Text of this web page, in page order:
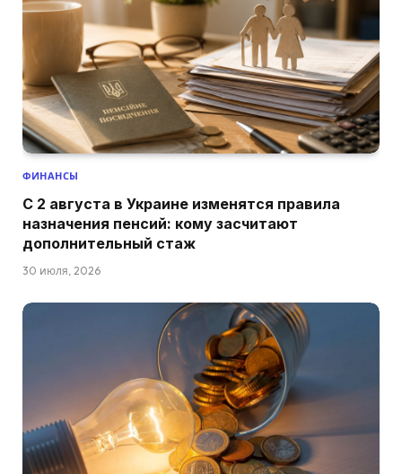
ФИНАНСЫ
С 2 августа в Украине изменятся правила
назначения пенсий: кому засчитают
дополнительный стаж
30 июля, 2026